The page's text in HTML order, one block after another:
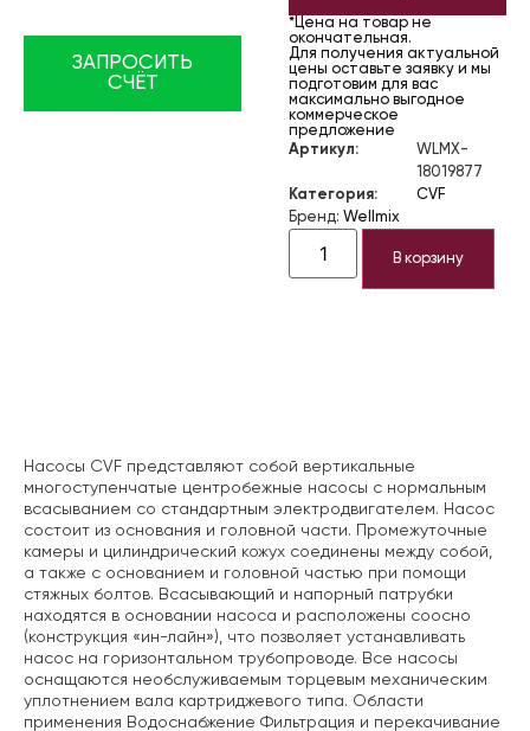
ЗАПРОСИТЬ
СЧЁТ
*Цена на товар не
окончательная.
Для получения актуальной
цены оставьте заявку и мы
подготовим для вас
максимально выгодное
коммерческое
предложение
Артикул:
WLMX-
18019877
Категория:
CVF
Бренд: Wellmix
В корзину
Насосы CVF представляют собой вертикальные
многоступенчатые центробежные насосы с нормальным
всасыванием со стандартным электродвигателем. Насос
состоит из основания и головной части. Промежуточные
камеры и цилиндрический кожух соединены между собой,
а также с основанием и головной частью при помощи
стяжных болтов. Всасывающий и напорный патрубки
находятся в основании насоса и расположены соосно
(конструкция «ин-лайн»), что позволяет устанавливать
насос на горизонтальном трубопроводе. Все насосы
оснащаются необслуживаемым торцевым механическим
уплотнением вала картриджевого типа. Области
применения Водоснабжение Фильтрация и перекачивание